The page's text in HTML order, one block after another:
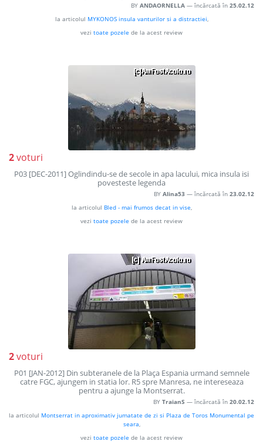
BY ANDAORNELLA — încărcată în 25.02.12
la articolul MYKONOS insula vanturilor si a distractiei,
vezi toate pozele de la acest review
2voturi
P03 [DEC-2011] Oglindindu-se de secole in apa lacului, mica insula isi
povesteste legenda
BY Alina53 — încărcată în 23.02.12
la articolul Bled - mai frumos decat in vise,
vezi toate pozele de la acest review
2voturi
P01 [JAN-2012] Din subteranele de la Plaça Espania urmand semnele
catre FGC, ajungem in statia lor. R5 spre Manresa, ne intereseaza
pentru a ajunge la Montserrat.
BY TraianS — încărcată în 20.02.12
la articolul Montserrat in aproximativ jumatate de zi si Plaza de Toros Monumental pe
seara,
vezi toate pozele de la acest review